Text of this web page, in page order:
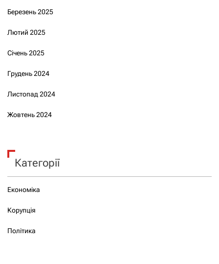
Березень 2025
Лютий 2025
Січень 2025
Грудень 2024
Листопад 2024
Жовтень 2024
Категорії
Економіка
Корупція
Політика